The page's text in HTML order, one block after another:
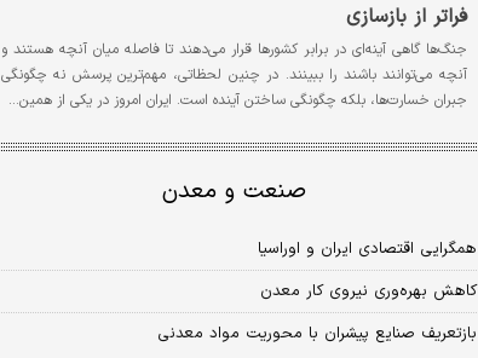
فراتر از بازسازی
جنگ‌ها گاهی آینه‌ای در برابر کشورها قرار می‌دهند تا فاصله میان آنچه هستند و
آنچه می‌توانند باشند را ببینند. در چنین لحظاتی، مهم‌ترین پرسش نه چگونگی
جبران خسارت‌ها، بلکه چگونگی ساختن آینده است. ایران امروز در یکی از همین…
صنعت و معدن
همگرایی اقتصادی ایران و اوراسیا
کاهش بهره‌وری نیروی‌ کار معدن
بازتعریف صنایع پیشران با محوریت مواد معدنی